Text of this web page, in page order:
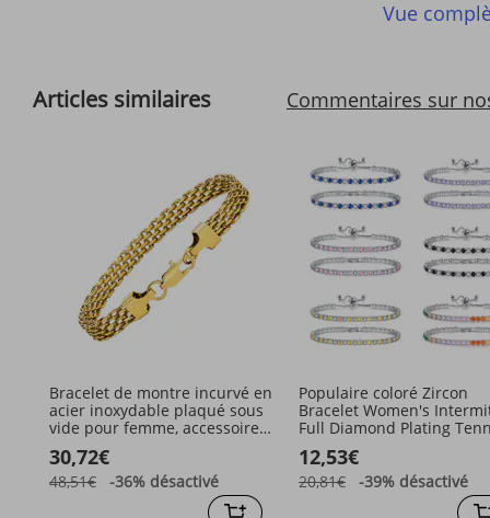
Vue
Articles similaires Commentaires sur
Bracelet de montre incurvé en
acier inoxydable plaqué sous
vide pour femme, accessoire
tendance en or
30,72€
48,51€ -36% désactivé
Populaire coloré Zircon
Bracelet Women's
Full Diamond Plating
Chain Jewelry
12,53€
20,81€ -39% désactivé